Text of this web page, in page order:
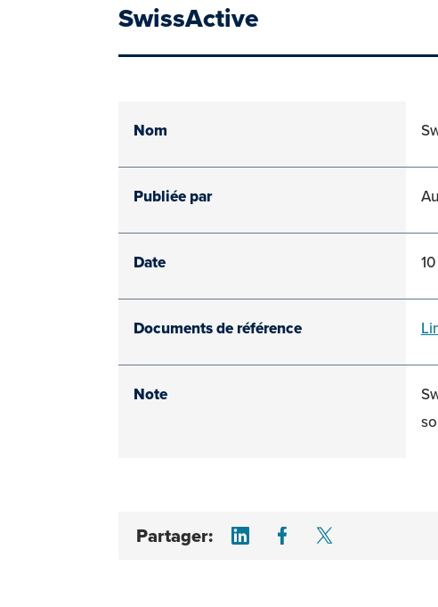
SwissActive
Nom
Publiée par
Date
Documents de référence
Note
Partager: Share on LinkedIn
Share on